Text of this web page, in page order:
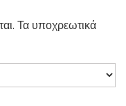
Τα υποχρεωτικά